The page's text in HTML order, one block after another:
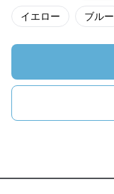
イエロー ブルー